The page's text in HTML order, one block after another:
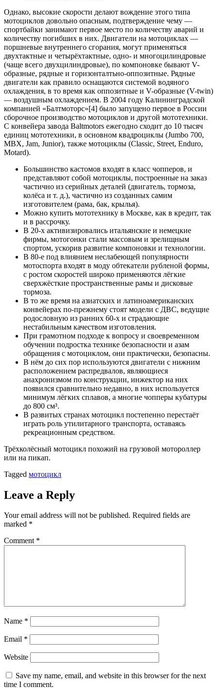
Однако, высокие скорости делают вождение этого типа
мотоциклов довольно опасным, подтверждение чему —
спортбайки занимают первое место по количеству аварий и
количеству погибших в них. Двигатели на мотоциклах —
поршневые внутреннего сгорания, могут применяться
двухтактные и четырёхтактные, одно- и многоцилиндровые
(чаще всего двухцилиндровые), по компоновке бывают V-
образные, рядные и горизонталтьно-оппозитные. Рядные
двигатели как правило оснащаются системой водяного
охлаждения, в то время как оппозитные и V-образные (V-twin)
— воздушным охлаждением. В 2004 году Калининградской
компанией «Балтмоторс»[4] было запущено первое в России
сборочное производство мотоциклов и другой мототехники.
С конвейера завода Baltmotors ежегодно сходит до 10 тысяч
единиц мототехники, в основном квадроциклы (Jumbo 700,
MBX, Jam, Junior), также мотоциклы (Classic, Street, Enduro,
Motard).
Большинство кастомов входят в класс чопперов, и
представляют собой мотоциклы, построенные на заказ
частично из серийных деталей (двигатель, тормоза,
колёса и т. д.), частично из созданных самим
изготовителем (рама, бак, крылья).
Можно купить мототехнику в Москве, как в кредит, так
и в рассрочку.
В 20-х активизировались итальянские и немецкие
фирмы, мотогонки стали массовым и зрелищным
спортом, ускорив развитие компоновки и технологии.
В 80-е под влиянием неслабеющей популярности
мотоспорта входят в моду обтекатели рубленой формы,
с ростом скоростей широко применяются лёгкие
сверхжёсткие пространственные рамы и дисковые
тормоза.
В то же время на азиатских и латиноамериканских
конвейерах по-прежнему стоят модели с ДВС, ведущие
родословную из ранних 60-х и страдающие
нестабильным качеством изготовления.
При грамотном подходе к вопросу и своевременном
обучении подростка технике безопасности и азам
обращения с мотоциклом, они практически, безопасны.
В нём до сих пор используются двигатели с нижним
расположением распредвалов, являющиеся
анахронизмом по конструкции, инжектор на них
появился сравнительно недавно, в них используется
минимум лёгких сплавов, а многие чопперы кубатуры
до 800 см³.
В развитых странах мотоцикл постепенно перестаёт
играть роль утилитарного транспорта, оставаясь
рекреационным средством.
Трёхколёсный мотоцикл похожий на грузовой мотороллер
или на пикап.
Tagged мотоцикл
Leave a Reply
Your email address will not be published. Required fields are
marked *
Comment *
Name *
Email *
Website
Save my name, email, and website in this browser for the next
time I comment.